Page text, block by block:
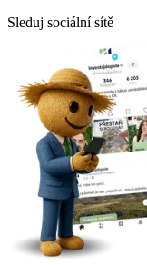
Sleduj sociální sítě